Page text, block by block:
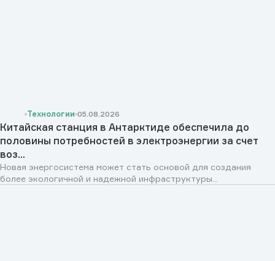
Технологии 05.08.2026
Китайская станция в Антарктиде обеспечила до
половины потребностей в электроэнергии за счет
воз...
Новая энергосистема может стать основой для создания
более экологичной и надежной инфраструктуры...